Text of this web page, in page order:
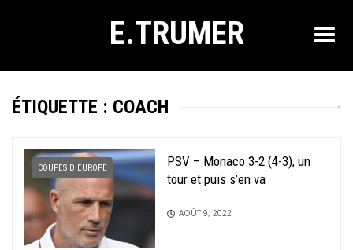
E.TRUMER
ÉTIQUETTE : COACH
COUPES D'EUROPE
PSV – Monaco 3-2 (4-3), un
tour et puis s’en va
AOÛT 9, 2022